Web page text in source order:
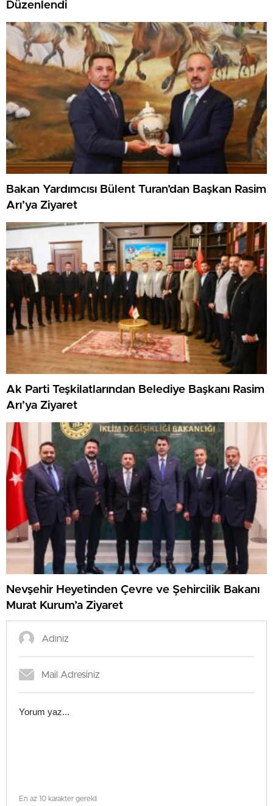
Düzenlendi
Bakan Yardımcısı Bülent Turan’dan Başkan Rasim
Arı’ya Ziyaret
Ak Parti Teşkilatlarından Belediye Başkanı Rasim
Arı’ya Ziyaret
Nevşehir Heyetinden Çevre ve Şehircilik Bakanı
Murat Kurum’a Ziyaret
En az 10 karakter gerekli